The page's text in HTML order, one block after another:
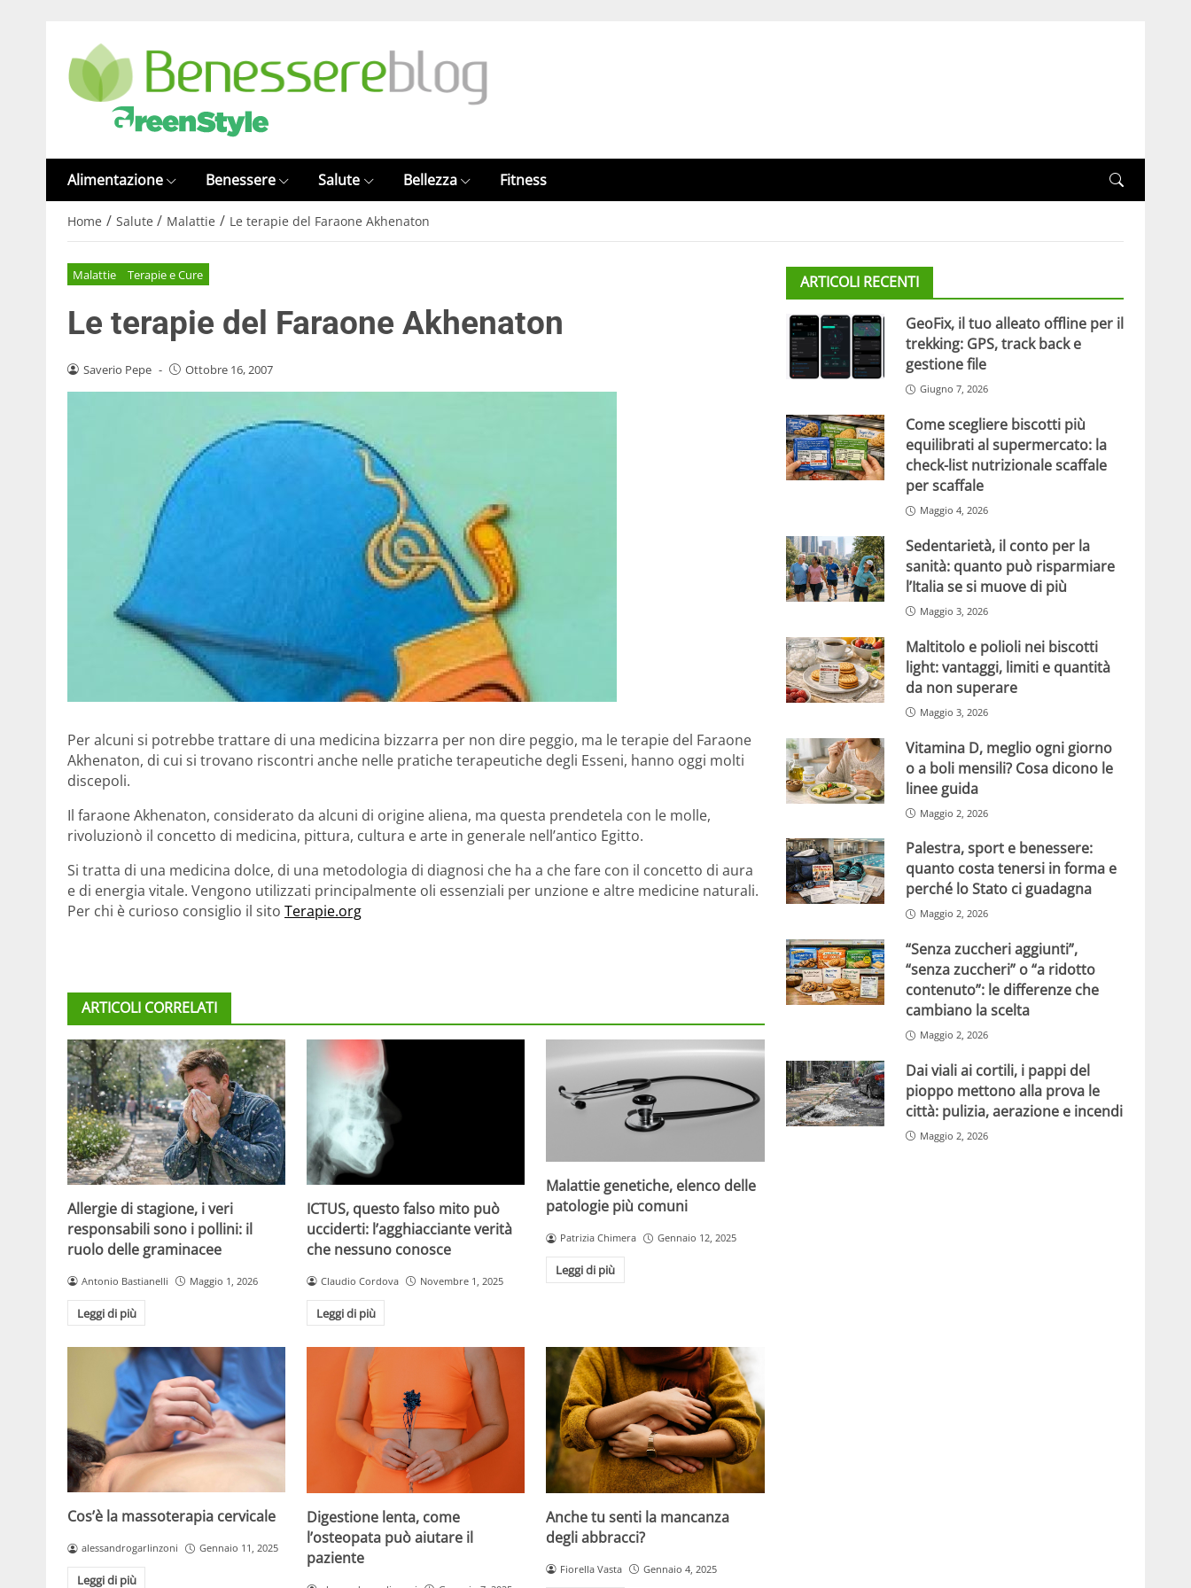
Alimentazione Benessere Salute Bellezza Fitness
Home / Salute / Malattie / Le terapie del Faraone Akhenaton
Malattie Terapie e Cure
Le terapie del Faraone Akhenaton
Saverio Pepe - Ottobre 16, 2007
Per alcuni si potrebbe trattare di una medicina bizzarra per non dire peggio, ma le terapie del Faraone
Akhenaton, di cui si trovano riscontri anche nelle pratiche terapeutiche degli Esseni, hanno oggi molti
discepoli.
Il faraone Akhenaton, considerato da alcuni di origine aliena, ma questa prendetela con le molle,
rivoluzionò il concetto di medicina, pittura, cultura e arte in generale nell’antico Egitto.
Si tratta di una medicina dolce, di una metodologia di diagnosi che ha a che fare con il concetto di aura
e di energia vitale. Vengono utilizzati principalmente oli essenziali per unzione e altre medicine naturali.
Per chi è curioso consiglio il sito Terapie.org
ARTICOLI CORRELATI
Allergie di stagione, i veri
responsabili sono i pollini: il
ruolo delle graminacee
Antonio Bastianelli Maggio 1, 2026
Leggi di più
ICTUS, questo falso mito può
ucciderti: l’agghiacciante verità
che nessuno conosce
Claudio Cordova Novembre 1, 2025
Leggi di più
Malattie genetiche, elenco delle
patologie più comuni
Patrizia Chimera Gennaio 12, 2025
Leggi di più
Cos’è la massoterapia cervicale
alessandrogarlinzoni Gennaio 11, 2025
Leggi di più
Digestione lenta, come
l’osteopata può aiutare il
paziente
Anche tu senti la mancanza
degli abbracci?
Fiorella Vasta Gennaio 4, 2025
ARTICOLI RECENTI
GeoFix, il tuo alleato offline per il
trekking: GPS, track back e
gestione file
Giugno 7, 2026
Come scegliere biscotti più
equilibrati al supermercato: la
check-list nutrizionale scaffale
per scaffale
Maggio 4, 2026
Sedentarietà, il conto per la
sanità: quanto può risparmiare
l’Italia se si muove di più
Maggio 3, 2026
Maltitolo e polioli nei biscotti
light: vantaggi, limiti e quantità
da non superare
Maggio 3, 2026
Vitamina D, meglio ogni giorno
o a boli mensili? Cosa dicono le
linee guida
Maggio 2, 2026
Palestra, sport e benessere:
quanto costa tenersi in forma e
perché lo Stato ci guadagna
Maggio 2, 2026
“Senza zuccheri aggiunti”,
“senza zuccheri” o “a ridotto
contenuto”: le differenze che
cambiano la scelta
Maggio 2, 2026
Dai viali ai cortili, i pappi del
pioppo mettono alla prova le
città: pulizia, aerazione e incendi
Maggio 2, 2026